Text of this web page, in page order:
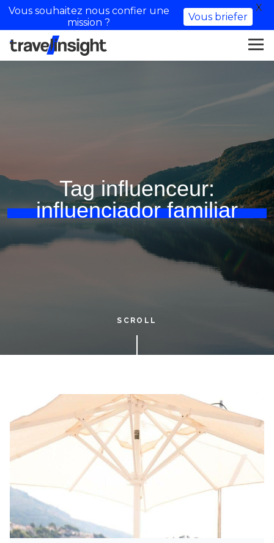
Tag influenceur:
influenciador familiar
SCROLL
Vous souhaitez nous confier une
mission ?
Vous briefer
X